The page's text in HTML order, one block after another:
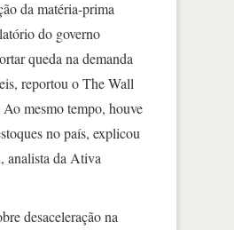
da matéria-prima
do governo
queda na demanda
reportou o The Wall
mesmo tempo, houve
no país, explicou
analista da Ativa
desaceleração na